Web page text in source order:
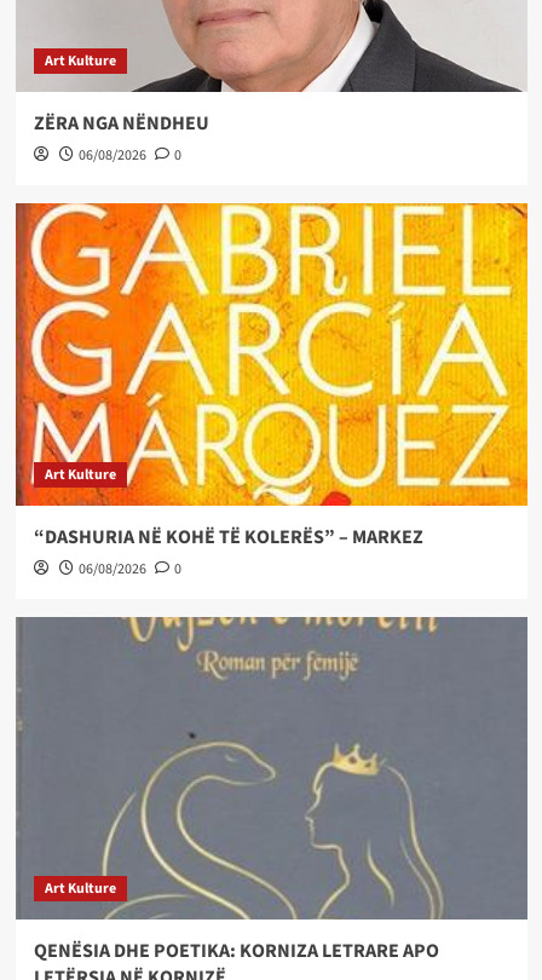
Art Kulture
ZËRA NGA NËNDHEU
06/08/2026 0
Art Kulture
“DASHURIA NË KOHË TË KOLERËS” – MARKEZ
06/08/2026 0
Art Kulture
QENËSIA DHE POETIKA: KORNIZA LETRARE APO